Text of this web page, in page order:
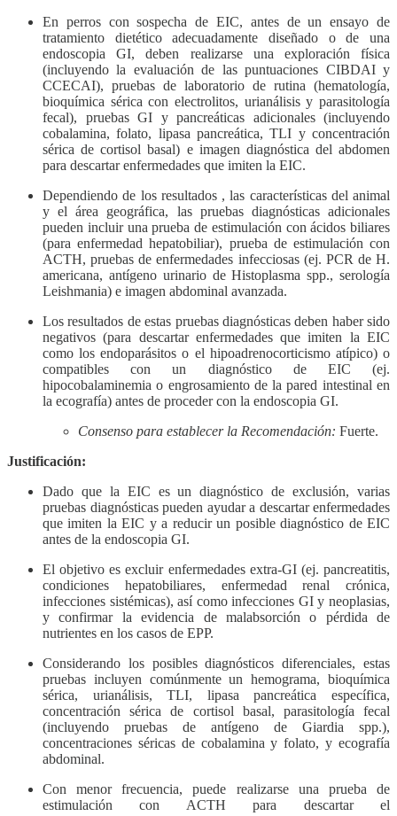
En perros con sospecha de EIC, antes de un ensayo de
tratamiento dietético adecuadamente diseñado o de una
endoscopia GI, deben realizarse una exploración física
(incluyendo la evaluación de las puntuaciones CIBDAI y
CCECAI), pruebas de laboratorio de rutina (hematología,
bioquímica sérica con electrolitos, urianálisis y parasitología
fecal), pruebas GI y pancreáticas adicionales (incluyendo
cobalamina, folato, lipasa pancreática, TLI y concentración
sérica de cortisol basal) e imagen diagnóstica del abdomen
para descartar enfermedades que imiten la EIC.
Dependiendo de los resultados , las características del animal
y el área geográfica, las pruebas diagnósticas adicionales
pueden incluir una prueba de estimulación con ácidos biliares
(para enfermedad hepatobiliar), prueba de estimulación con
ACTH, pruebas de enfermedades infecciosas (ej. PCR de H.
americana, antígeno urinario de Histoplasma spp., serología
Leishmania) e imagen abdominal avanzada.
Los resultados de estas pruebas diagnósticas deben haber sido
negativos (para descartar enfermedades que imiten la EIC
como los endoparásitos o el hipoadrenocorticismo atípico) o
compatibles con un diagnóstico de EIC (ej.
hipocobalaminemia o engrosamiento de la pared intestinal en
la ecografía) antes de proceder con la endoscopia GI.
Consenso para establecer la Recomendación: Fuerte.
Justificación:
Dado que la EIC es un diagnóstico de exclusión, varias
pruebas diagnósticas pueden ayudar a descartar enfermedades
que imiten la EIC y a reducir un posible diagnóstico de EIC
antes de la endoscopia GI.
El objetivo es excluir enfermedades extra-GI (ej. pancreatitis,
condiciones hepatobiliares, enfermedad renal crónica,
infecciones sistémicas), así como infecciones GI y neoplasias,
y confirmar la evidencia de malabsorción o pérdida de
nutrientes en los casos de EPP.
Considerando los posibles diagnósticos diferenciales, estas
pruebas incluyen comúnmente un hemograma, bioquímica
sérica, urianálisis, TLI, lipasa pancreática específica,
concentración sérica de cortisol basal, parasitología fecal
(incluyendo pruebas de antígeno de Giardia spp.),
concentraciones séricas de cobalamina y folato, y ecografía
abdominal.
Con menor frecuencia, puede realizarse una prueba de
estimulación con ACTH para descartar el